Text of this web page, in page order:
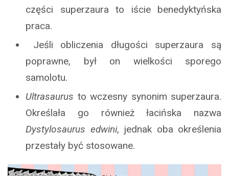
części superzaura to iście benedyktyńska
praca.
Jeśli obliczenia długości superzaura są
poprawne, był on wielkości sporego
samolotu.
Ultrasaurus to wczesny synonim superzaura.
Określała go również łacińska nazwa
Dystylosaurus edwini, jednak oba określenia
przestały być stosowane.